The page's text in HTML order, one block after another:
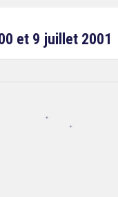
et 9 juillet 2001